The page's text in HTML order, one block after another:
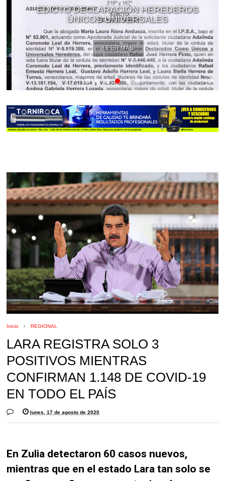
EDICTO DECLARACIÓN HEREDEROS
ÚNICOS UNIVERSALES
LEER MÁS
Inicio REGIONAL
LARA REGISTRA SOLO 3
POSITIVOS MIENTRAS
CONFIRMAN 1.148 DE COVID-19
EN TODO EL PAÍS
En Zulia detectaron 60 casos nuevos,